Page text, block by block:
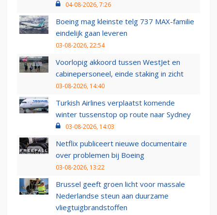
04-08-2026, 7:26
Boeing mag kleinste telg 737 MAX-familie
eindelijk gaan leveren
03-08-2026, 22:54
Voorlopig akkoord tussen WestJet en
cabinepersoneel, einde staking in zicht
03-08-2026, 14:40
Turkish Airlines verplaatst komende
winter tussenstop op route naar Sydney
03-08-2026, 14:03
Netflix publiceert nieuwe documentaire
over problemen bij Boeing
03-08-2026, 13:22
Brussel geeft groen licht voor massale
Nederlandse steun aan duurzame
vliegtuigbrandstoffen